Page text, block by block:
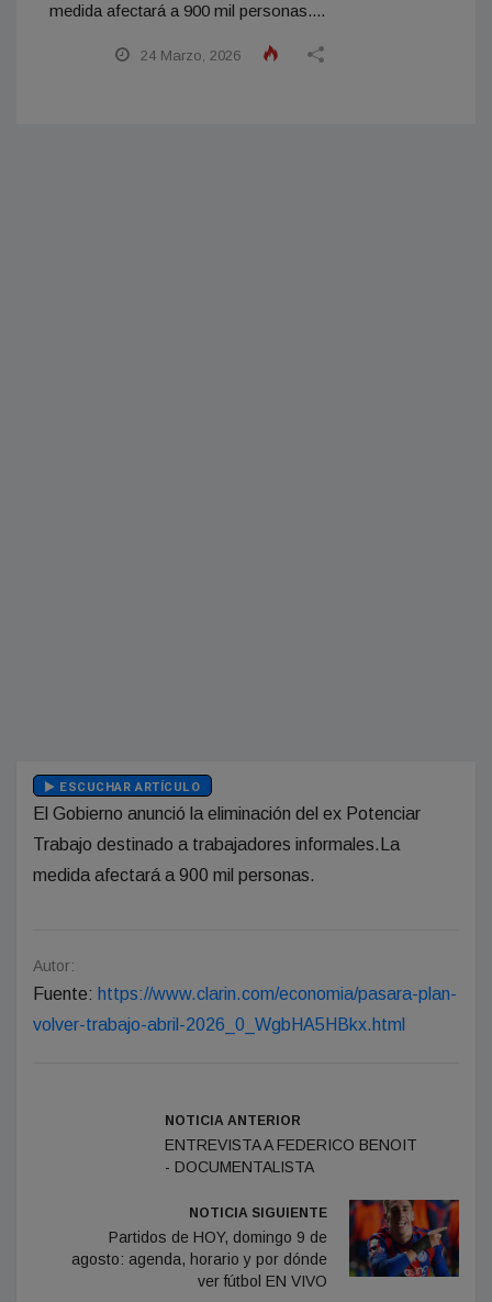
medida afectará a 900 mil personas....
24 Marzo, 2026
ESCUCHAR ARTÍCULO
El Gobierno anunció la eliminación del ex Potenciar
Trabajo destinado a trabajadores informales.La
medida afectará a 900 mil personas.
Autor:
Fuente: https://www.clarin.com/economia/pasara-plan-
volver-trabajo-abril-2026_0_WgbHA5HBkx.html
NOTICIA ANTERIOR
ENTREVISTA A FEDERICO BENOIT
- DOCUMENTALISTA
NOTICIA SIGUIENTE
Partidos de HOY, domingo 9 de
agosto: agenda, horario y por dónde
ver fútbol EN VIVO